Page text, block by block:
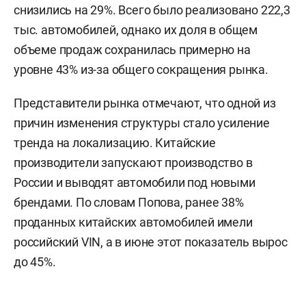
снизились на 29%. Всего было реализовано 222,3
тыс. автомобилей, однако их доля в общем
объеме продаж сохранилась примерно на
уровне 43% из-за общего сокращения рынка.
Представители рынка отмечают, что одной из
причин изменения структуры стало усиление
тренда на локализацию. Китайские
производители запускают производство в
России и выводят автомобили под новыми
брендами. По словам Попова, ранее 38%
проданных китайских автомобилей имели
российский VIN, а в июне этот показатель вырос
до 45%.